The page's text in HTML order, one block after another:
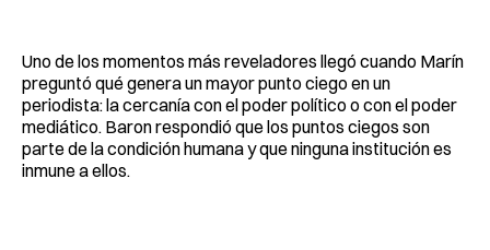
Uno de los momentos más reveladores llegó cuando Marín
preguntó qué genera un mayor punto ciego en un
periodista: la cercanía con el poder político o con el poder
mediático. Baron respondió que los puntos ciegos son
parte de la condición humana y que ninguna institución es
inmune a ellos.